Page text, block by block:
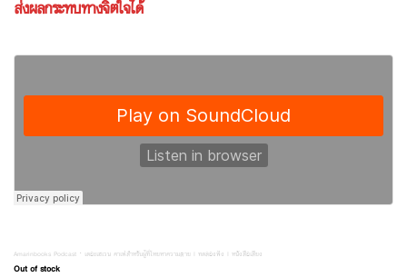
ส่งผลกระทบทางจิตใจได้
Amarinbooks Podcast · เดอะเฮเวน คาเฟ่สำหรับผู้ที่โหยหาความตาย l ทดลองฟัง l หนังสือเสียง
Out of stock